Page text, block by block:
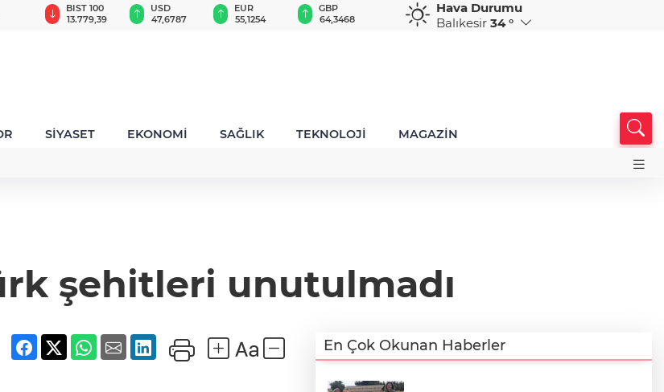
TRY
BIST 100
13.779,39
USD
47,6787
EUR
55,1254
GBP
64,3468
CHF
59,0083
CAD
34,1883
Hava Durumu
Balıkesir 34 °
SİYASET EKONOMİ SAĞLIK TEKNOLOJİ MAGAZİN
şehitleri unutulmadı
En Çok Okunan Haberler